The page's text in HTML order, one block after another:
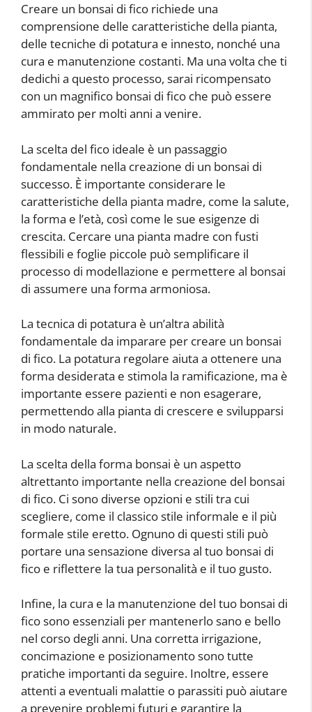
Creare un bonsai di fico richiede una
comprensione delle caratteristiche della pianta,
delle tecniche di potatura e innesto, nonché una
cura e manutenzione costanti. Ma una volta che ti
dedichi a questo processo, sarai ricompensato
con un magnifico bonsai di fico che può essere
ammirato per molti anni a venire.
La scelta del fico ideale è un passaggio
fondamentale nella creazione di un bonsai di
successo. È importante considerare le
caratteristiche della pianta madre, come la salute,
la forma e l’età, così come le sue esigenze di
crescita. Cercare una pianta madre con fusti
flessibili e foglie piccole può semplificare il
processo di modellazione e permettere al bonsai
di assumere una forma armoniosa.
La tecnica di potatura è un’altra abilità
fondamentale da imparare per creare un bonsai
di fico. La potatura regolare aiuta a ottenere una
forma desiderata e stimola la ramificazione, ma è
importante essere pazienti e non esagerare,
permettendo alla pianta di crescere e svilupparsi
in modo naturale.
La scelta della forma bonsai è un aspetto
altrettanto importante nella creazione del bonsai
di fico. Ci sono diverse opzioni e stili tra cui
scegliere, come il classico stile informale e il più
formale stile eretto. Ognuno di questi stili può
portare una sensazione diversa al tuo bonsai di
fico e riflettere la tua personalità e il tuo gusto.
Infine, la cura e la manutenzione del tuo bonsai di
fico sono essenziali per mantenerlo sano e bello
nel corso degli anni. Una corretta irrigazione,
concimazione e posizionamento sono tutte
pratiche importanti da seguire. Inoltre, essere
attenti a eventuali malattie o parassiti può aiutare
a prevenire problemi futuri e garantire la